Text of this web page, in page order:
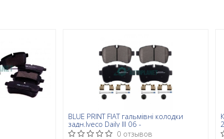
BLUE PRINT FIAT гальмівні колодки
задн.Iveco Daily III 06 -
0 отзывов